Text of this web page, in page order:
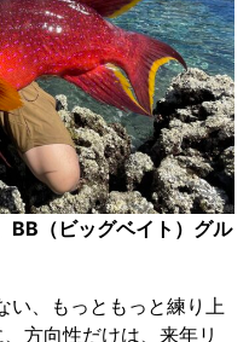
BB（ビッグベイト）グル
い、もっともっと練り上
方向性だけは、来年リ